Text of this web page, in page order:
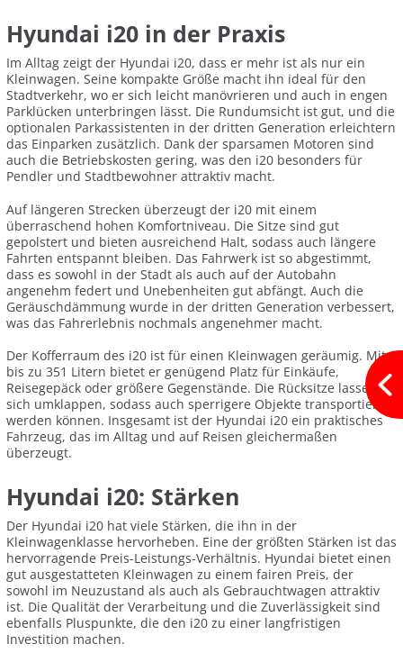
Hyundai i20 in der Praxis
Im Alltag zeigt der Hyundai i20, dass er mehr ist als nur ein
Kleinwagen. Seine kompakte Größe macht ihn ideal für den
Stadtverkehr, wo er sich leicht manövrieren und auch in engen
Parklücken unterbringen lässt. Die Rundumsicht ist gut, und die
optionalen Parkassistenten in der dritten Generation erleichtern
das Einparken zusätzlich. Dank der sparsamen Motoren sind
auch die Betriebskosten gering, was den i20 besonders für
Pendler und Stadtbewohner attraktiv macht.
Auf längeren Strecken überzeugt der i20 mit einem
überraschend hohen Komfortniveau. Die Sitze sind gut
gepolstert und bieten ausreichend Halt, sodass auch längere
Fahrten entspannt bleiben. Das Fahrwerk ist so abgestimmt,
dass es sowohl in der Stadt als auch auf der Autobahn
angenehm federt und Unebenheiten gut abfängt. Auch die
Geräuschdämmung wurde in der dritten Generation verbessert,
was das Fahrerlebnis nochmals angenehmer macht.
Der Kofferraum des i20 ist für einen Kleinwagen geräumig. Mit
bis zu 351 Litern bietet er genügend Platz für Einkäufe,
Reisegepäck oder größere Gegenstände. Die Rücksitze lassen
sich umklappen, sodass auch sperrigere Objekte transportiert
werden können. Insgesamt ist der Hyundai i20 ein praktisches
Fahrzeug, das im Alltag und auf Reisen gleichermaßen
überzeugt.
Hyundai i20: Stärken
Der Hyundai i20 hat viele Stärken, die ihn in der
Kleinwagenklasse hervorheben. Eine der größten Stärken ist das
hervorragende Preis-Leistungs-Verhältnis. Hyundai bietet einen
gut ausgestatteten Kleinwagen zu einem fairen Preis, der
sowohl im Neuzustand als auch als Gebrauchtwagen attraktiv
ist. Die Qualität der Verarbeitung und die Zuverlässigkeit sind
ebenfalls Pluspunkte, die den i20 zu einer langfristigen
Investition machen.